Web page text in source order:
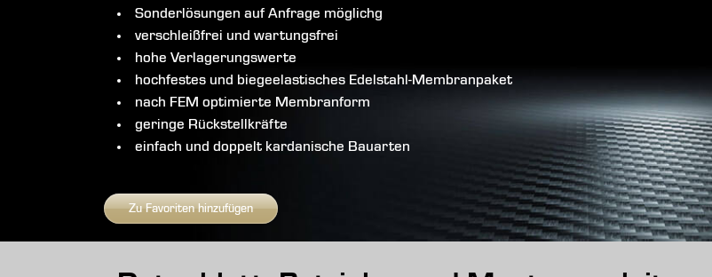
Sonderlösungen auf Anfrage möglichg
verschleißfrei und wartungsfrei
hohe Verlagerungswerte
hochfestes und biegeelastisches Edelstahl-Membranpaket
nach FEM optimierte Membranform
geringe Rückstellkräfte
einfach und doppelt kardanische Bauarten
Zu Favoriten hinzufügen